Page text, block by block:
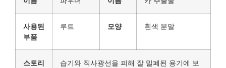
사용된
부품
루트 모양 흰색 분말
스토리
습기와 직사광선을 피해 잘 밀폐된 용기에 보